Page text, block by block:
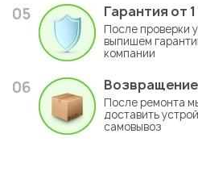
05 Гарантия от
После проверки
выпишем
компании
06
После ремонта
доставить
самовывоз